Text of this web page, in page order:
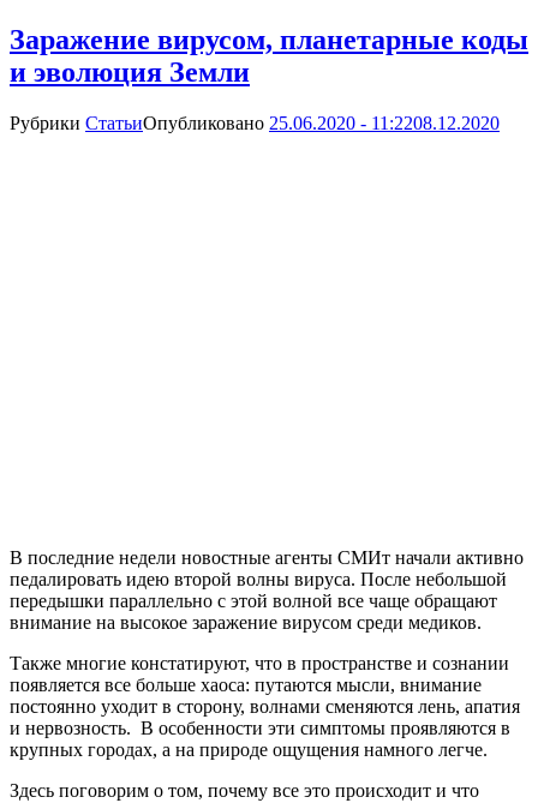
Заражение вирусом, планетарные коды
и эволюция Земли
Рубрики СтатьиОпубликовано 25.06.2020 - 11:2208.12.2020
В последние недели новостные агенты СМИт начали активно
педалировать идею второй волны вируса. После небольшой
передышки параллельно с этой волной все чаще обращают
внимание на высокое заражение вирусом среди медиков.
Также многие констатируют, что в пространстве и сознании
появляется все больше хаоса: путаются мысли, внимание
постоянно уходит в сторону, волнами сменяются лень, апатия
и нервозность. В особенности эти симптомы проявляются в
крупных городах, а на природе ощущения намного легче.
Здесь поговорим о том, почему все это происходит и что